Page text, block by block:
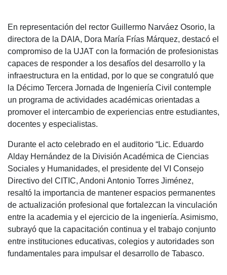
En representación del rector Guillermo Narváez Osorio, la
directora de la DAIA, Dora María Frías Márquez, destacó el
compromiso de la UJAT con la formación de profesionistas
capaces de responder a los desafíos del desarrollo y la
infraestructura en la entidad, por lo que se congratuló que
la Décimo Tercera Jornada de Ingeniería Civil contemple
un programa de actividades académicas orientadas a
promover el intercambio de experiencias entre estudiantes,
docentes y especialistas.
Durante el acto celebrado en el auditorio “Lic. Eduardo
Alday Hernández de la División Académica de Ciencias
Sociales y Humanidades, el presidente del VI Consejo
Directivo del CITIC, Andoni Antonio Torres Jiménez,
resaltó la importancia de mantener espacios permanentes
de actualización profesional que fortalezcan la vinculación
entre la academia y el ejercicio de la ingeniería. Asimismo,
subrayó que la capacitación continua y el trabajo conjunto
entre instituciones educativas, colegios y autoridades son
fundamentales para impulsar el desarrollo de Tabasco.